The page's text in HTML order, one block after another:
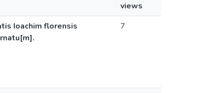
views
Ioachim florensis
7